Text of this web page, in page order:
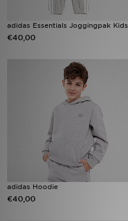
adidas Essentials Joggingpak Kids
€40,00
adidas Hoodie
€40,00
Winkel Zoeken
Bestelling Traceren
Klantenservice
Vacatures